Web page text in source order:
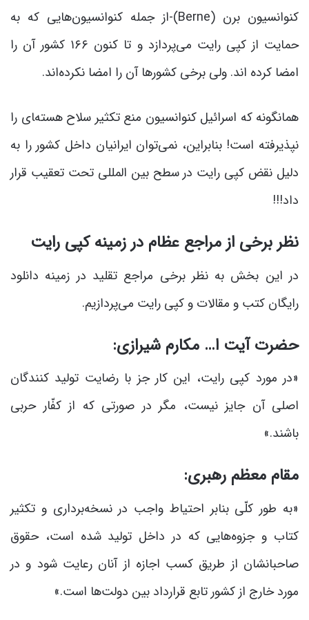
کنوانسیون برن (Berne)-از جمله کنوانسیون‌هایی که به
حمایت از کپی رایت می‌پردازد و تا کنون ۱۶۶ کشور آن را
امضا کرده اند. ولی برخی کشورها آن را امضا نکرده‌اند.
همانگونه که اسرائیل کنوانسیون منع تکثیر سلاح هسته‌‍ای را
نپذیرفته است! بنابراین، نمی‌توان ایرانیان داخل کشور را به
دلیل نقض کپی رایت در سطح بین المللی تحت تعقیب قرار
داد!!!
نظر برخی از مراجع عظام در زمینه کپی رایت
در این بخش به نظر برخی مراجع تقلید در زمینه دانلود
رایگان کتب و مقالات و کپی رایت می‌پردازیم.
حضرت آیت ا… مکارم شیرازی:
«در مورد کپی رایت، این کار جز با رضایت تولید کنندگان
اصلی آن جایز نیست، مگر در صورتی که از کفّار حربی
باشند.»
مقام معظم رهبری:
«به طور کلّى بنابر احتیاط واجب در نسخه‌بردارى و تکثیر
کتاب و جزوه‌هایى که در داخل تولید شده ‏است، حقوق
صاحبانشان از طریق کسب اجازه از آنان رعایت شود و در
مورد خارج از کشور تابع قرارداد بین دولت‌ها است.»